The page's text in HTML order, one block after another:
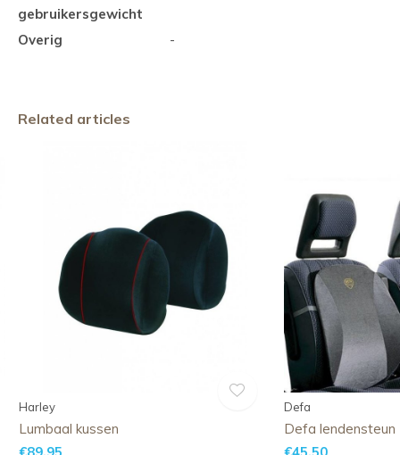
gebruikersgewicht
Overig -
Related articles
Harley
Lumbaal kussen
Defa
Defa lendensteun